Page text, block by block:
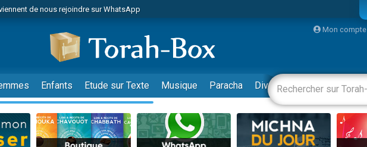
de nous rejoindre sur WhatsApp
viennent de faire un don pour 1 Journée de Vacances Pour les Enfants
de demander une bénédiction
de nous rejoindre sur WhatsApp
places pour étudier en groupe sur Zoom
viennent de faire un don pour Diane, 80 ans, dans un appartement insalubre
son Maasser
Mon compte
Enfants Etude sur Texte Musique Paracha Divertissements Livres